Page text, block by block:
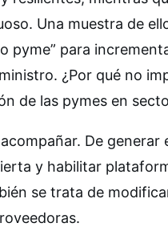
Una muestra de
pyme” para
¿Por qué no
de las pymes en
De
y habilitar
se trata de